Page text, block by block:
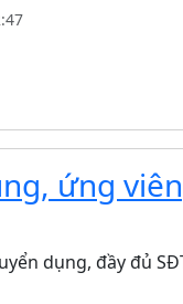
ứng
dụng, đầy đủ